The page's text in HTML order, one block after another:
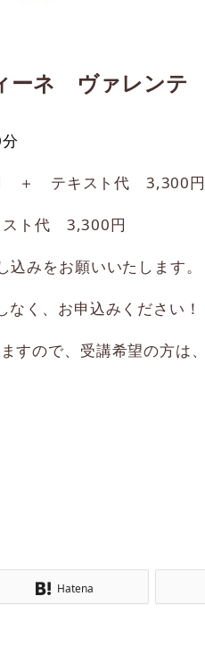
ーネ ヴァレンテ
＋ テキスト代 3,300円
3,300円
みをお願いいたします。
く、お申込みください！
すので、受講希望の方は、
Hatena